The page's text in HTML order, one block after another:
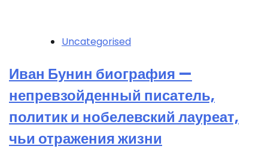
Uncategorised
Иван Бунин биография —
непревзойденный писатель,
политик и нобелевский лауреат,
чьи отражения жизни